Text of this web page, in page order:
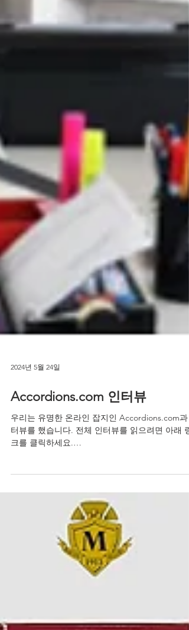
2024년 5월 24일
Accordions.com 인터뷰
터뷰를 했습니다. 전체 인터뷰를 읽으려면 아래 링
크를 클릭하세요.
http://www.accordions.com/interviews/marconi.as